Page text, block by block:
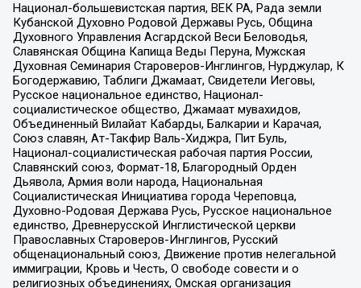
Национал-большевистская партия, ВЕК РА, Рада земли
Кубанской Духовно Родовой Державы Русь, Община
Духовного Управления Асгардской Веси Беловодья,
Славянская Община Капища Веды Перуна, Мужская
Духовная Семинария Староверов-Инглингов, Нурджулар, К
Богодержавию, Таблиги Джамаат, Свидетели Иеговы,
Русское национальное единство, Национал-
социалистическое общество, Джамаат мувахидов,
Объединенный Вилайат Кабарды, Балкарии и Карачая,
Союз славян, Ат-Такфир Валь-Хиджра, Пит Буль,
Национал-социалистическая рабочая партия России,
Славянский союз, Формат-18, Благородный Орден
Дьявола, Армия воли народа, Национальная
Социалистическая Инициатива города Череповца,
Духовно-Родовая Держава Русь, Русское национальное
единство, Древнерусской Инглистической церкви
Православных Староверов-Инглингов, Русский
общенациональный союз, Движение против нелегальной
иммиграции, Кровь и Честь, О свободе совести и о
религиозных объединениях, Омская организация